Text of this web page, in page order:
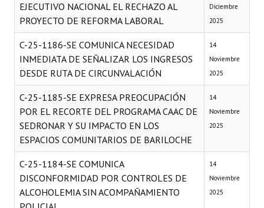
EJECUTIVO NACIONAL EL RECHAZO AL
PROYECTO DE REFORMA LABORAL
Diciembre
2025
C-25-1186-SE COMUNICA NECESIDAD
INMEDIATA DE SEÑALIZAR LOS INGRESOS
DESDE RUTA DE CIRCUNVALACIÓN
14
Noviembre
2025
C-25-1185-SE EXPRESA PREOCUPACIÓN
POR EL RECORTE DEL PROGRAMA CAAC DE
SEDRONAR Y SU IMPACTO EN LOS
ESPACIOS COMUNITARIOS DE BARILOCHE
14
Noviembre
2025
C-25-1184-SE COMUNICA
DISCONFORMIDAD POR CONTROLES DE
ALCOHOLEMIA SIN ACOMPAÑAMIENTO
14
Noviembre
2025